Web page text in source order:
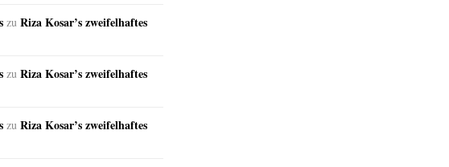
zu Riza Kosar’s zweifelhaftes
zu Riza Kosar’s zweifelhaftes
zu Riza Kosar’s zweifelhaftes